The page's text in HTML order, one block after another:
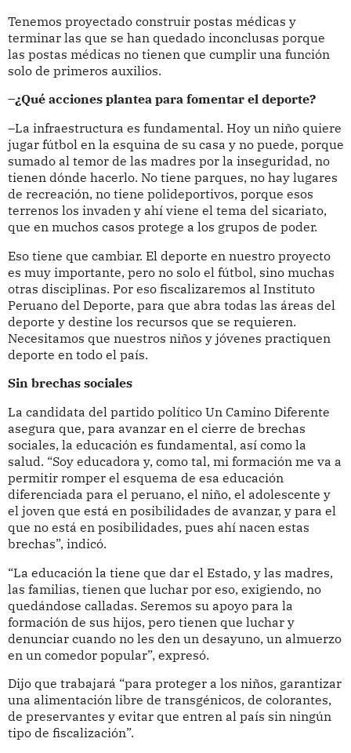
Tenemos proyectado construir postas médicas y
terminar las que se han quedado inconclusas porque
las postas médicas no tienen que cumplir una función
solo de primeros auxilios.
–¿Qué acciones plantea para fomentar el deporte?
–La infraestructura es fundamental. Hoy un niño quiere
jugar fútbol en la esquina de su casa y no puede, porque
sumado al temor de las madres por la inseguridad, no
tienen dónde hacerlo. No tiene parques, no hay lugares
de recreación, no tiene polideportivos, porque esos
terrenos los invaden y ahí viene el tema del sicariato,
que en muchos casos protege a los grupos de poder.
Eso tiene que cambiar. El deporte en nuestro proyecto
es muy importante, pero no solo el fútbol, sino muchas
otras disciplinas. Por eso fiscalizaremos al Instituto
Peruano del Deporte, para que abra todas las áreas del
deporte y destine los recursos que se requieren.
Necesitamos que nuestros niños y jóvenes practiquen
deporte en todo el país.
Sin brechas sociales
La candidata del partido político Un Camino Diferente
asegura que, para avanzar en el cierre de brechas
sociales, la educación es fundamental, así como la
salud. “Soy educadora y, como tal, mi formación me va a
permitir romper el esquema de esa educación
diferenciada para el peruano, el niño, el adolescente y
el joven que está en posibilidades de avanzar, y para el
que no está en posibilidades, pues ahí nacen estas
brechas”, indicó.
“La educación la tiene que dar el Estado, y las madres,
las familias, tienen que luchar por eso, exigiendo, no
quedándose calladas. Seremos su apoyo para la
formación de sus hijos, pero tienen que luchar y
denunciar cuando no les den un desayuno, un almuerzo
en un comedor popular”, expresó.
Dijo que trabajará “para proteger a los niños, garantizar
una alimentación libre de transgénicos, de colorantes,
de preservantes y evitar que entren al país sin ningún
tipo de fiscalización”.